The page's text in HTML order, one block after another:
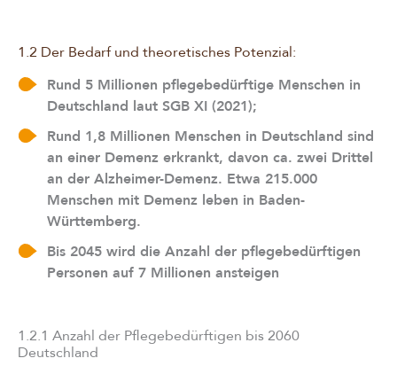
1.2 Der Bedarf und theoretisches Potenzial:
Rund 5 Millionen pflegebedürftige Menschen in
Deutschland laut SGB XI (2021);
Rund 1,8 Millionen Menschen in Deutschland sind
an einer Demenz erkrankt, davon ca. zwei Drittel
an der Alzheimer-Demenz. Etwa 215.000
Menschen mit Demenz leben in Baden-
Württemberg.
Bis 2045 wird die Anzahl der pflegebedürftigen
Personen auf 7 Millionen ansteigen
1.2.1 Anzahl der Pflegebedürftigen bis 2060
Deutschland